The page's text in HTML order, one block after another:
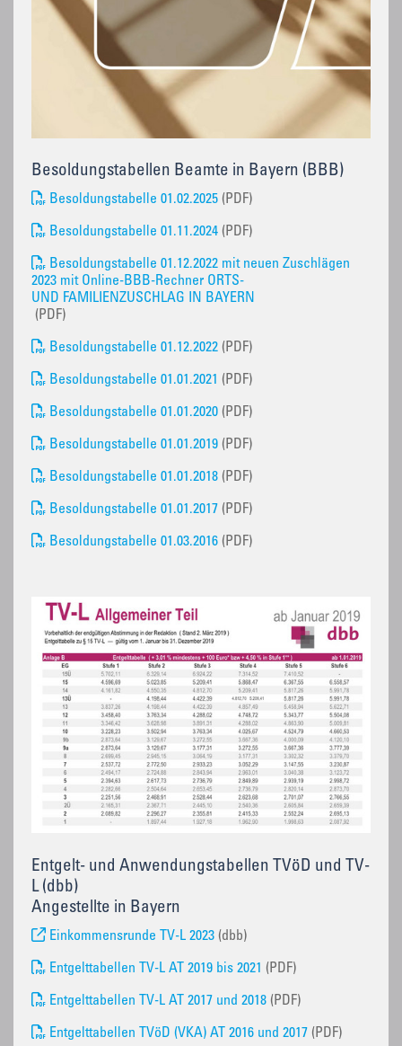
Besoldungstabellen Beamte in Bayern (BBB)
Besoldungstabelle 01.02.2025 (PDF)
Besoldungstabelle 01.11.2024 (PDF)
Besoldungstabelle 01.12.2022 mit neuen Zuschlägen
2023 mit Online-BBB-Rechner ORTS-
UND FAMILIENZUSCHLAG IN BAYERN
(PDF)
Besoldungstabelle 01.12.2022 (PDF)
Besoldungstabelle 01.01.2021 (PDF)
Besoldungstabelle 01.01.2020 (PDF)
Besoldungstabelle 01.01.2019 (PDF)
Besoldungstabelle 01.01.2018 (PDF)
Besoldungstabelle 01.01.2017 (PDF)
Besoldungstabelle 01.03.2016 (PDF)
Entgelt- und Anwendungstabellen TVöD und TV-
L (dbb)
Angestellte in Bayern
Einkommensrunde TV-L 2023 (dbb)
Entgelttabellen TV-L AT 2019 bis 2021 (PDF)
Entgelttabellen TV-L AT 2017 und 2018 (PDF)
Entgelttabellen TVöD (VKA) AT 2016 und 2017 (PDF)